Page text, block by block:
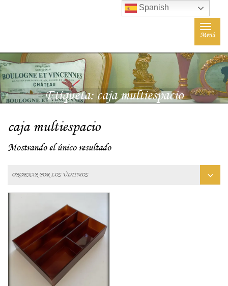
Toggle
Menú
Etiqueta: caja multiespacio
caja multiespacio
Mostrando el único resultado
Spanish